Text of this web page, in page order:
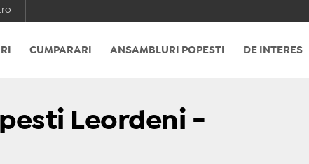
CUMPARARI ANSAMBLURI POPESTI DE INTERES
Leordeni -